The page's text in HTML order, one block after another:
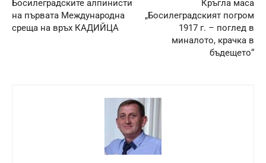
Босилеградските алпинисти
на първата Международна
среща на връх КАДИЙЦА
Кръгла маса
„Босилеградският погром
1917 г. – поглед в
миналото, крачка в
бъдещето“